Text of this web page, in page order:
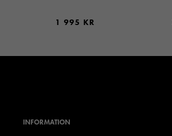
1 995 KR
INFORMATION